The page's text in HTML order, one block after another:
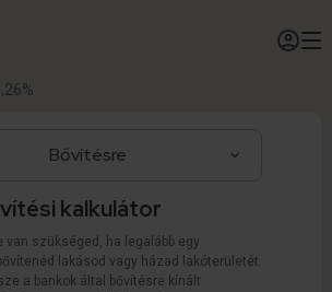
kalkulátor
van szükséged, ha legalább egy
lakásod vagy házad lakóterületét.
a bankok által bővítésre kínált